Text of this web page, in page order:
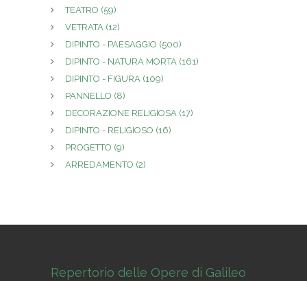
TEATRO (59)
VETRATA (12)
DIPINTO - PAESAGGIO (500)
DIPINTO - NATURA MORTA (161)
DIPINTO - FIGURA (109)
PANNELLO (8)
DECORAZIONE RELIGIOSA (17)
DIPINTO - RELIGIOSO (16)
PROGETTO (9)
ARREDAMENTO (2)
Repertorio delle Opere di Galileo